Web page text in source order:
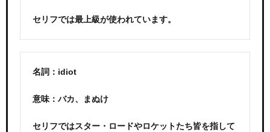
セリフでは最上級が使われています。
名詞：idiot
意味：バカ、まぬけ
セリフではスター・ロードやロケットたち皆を指して